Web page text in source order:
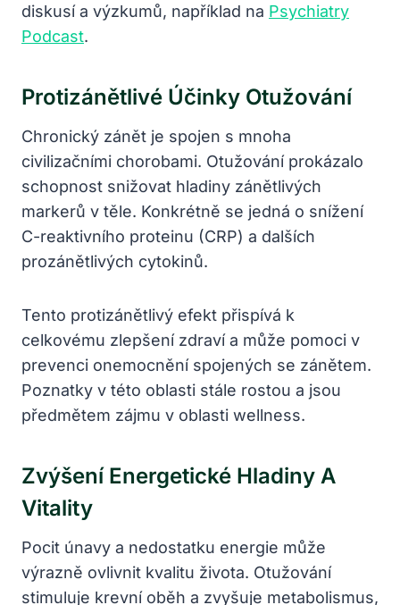
diskusí a výzkumů, například na Psychiatry
Podcast.
Protizánětlivé Účinky Otužování
Chronický zánět je spojen s mnoha
civilizačními chorobami. Otužování prokázalo
schopnost snižovat hladiny zánětlivých
markerů v těle. Konkrétně se jedná o snížení
C-reaktivního proteinu (CRP) a dalších
prozánětlivých cytokinů.
Tento protizánětlivý efekt přispívá k
celkovému zlepšení zdraví a může pomoci v
prevenci onemocnění spojených se zánětem.
Poznatky v této oblasti stále rostou a jsou
předmětem zájmu v oblasti wellness.
Zvýšení Energetické Hladiny A
Vitality
Pocit únavy a nedostatku energie může
výrazně ovlivnit kvalitu života. Otužování
stimuluje krevní oběh a zvyšuje metabolismus,